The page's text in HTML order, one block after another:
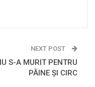
NEXT POST
S-A MURIT PENTRU
PÂINE ŞI CIRC